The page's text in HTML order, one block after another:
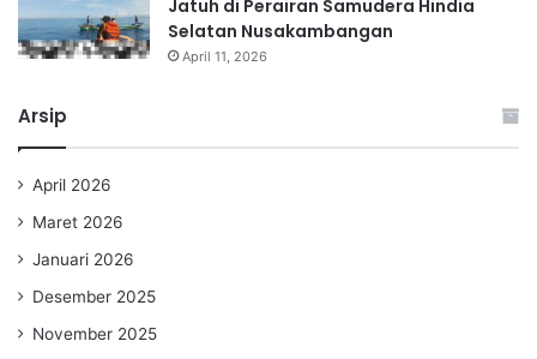
Jatuh di Perairan Samudera Hindia
Selatan Nusakambangan
April 11, 2026
Arsip
April 2026
Maret 2026
Januari 2026
Desember 2025
November 2025